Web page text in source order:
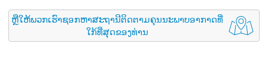
ຫຼືໃຫ້ພວກເຮົາຊອກຫາສະຖານີຕິດຕາມຄຸນນະພາບອາກາດທີ່
ໃກ້ທີ່ສຸດຂອງທ່ານ